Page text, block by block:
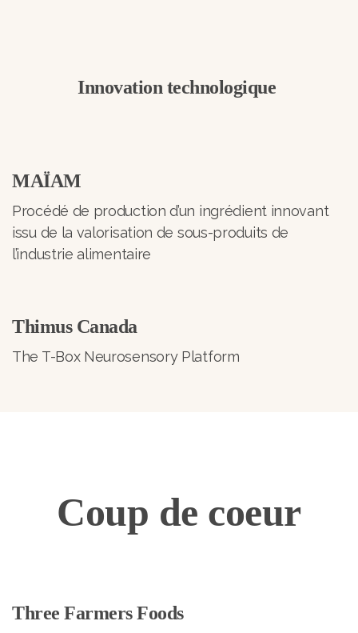
Innovation technologique
MAÏAM
Procédé de production d’un ingrédient innovant
issu de la valorisation de sous-produits de
l’industrie alimentaire
Thimus Canada
The T-Box Neurosensory Platform
Coup de coeur
Three Farmers Foods